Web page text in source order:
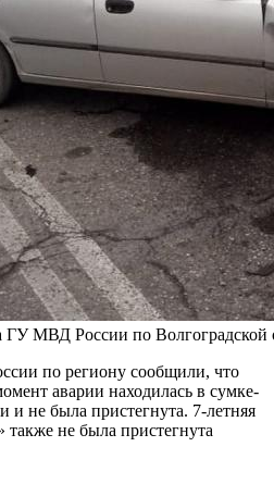
МВД России по Волгоградской
по региону сообщили, что
аварии находилась в сумке-
и не была пристегнута. 7-летняя
не была пристегнута